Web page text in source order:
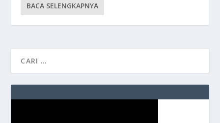
BACA SELENGKAPNYA